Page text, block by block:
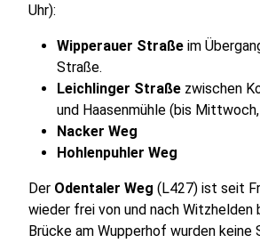
Uhr):
Wipperauer Straße im
Straße.
Leichlinger Straße zwischen
und Haasenmühle (bis
Nacker Weg
Hohlenpuhler Weg
Der Odentaler Weg (L427) ist seit
wieder frei von und nach Witzhelden
Brücke am Wupperhof wurden keine